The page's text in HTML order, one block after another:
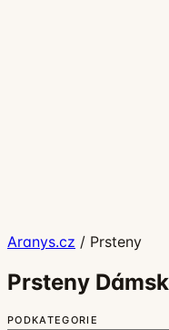
Aranys.cz / Prsteny
Prsteny
PODKATEGORIE